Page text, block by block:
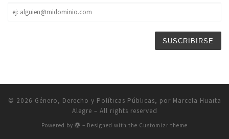
de
© 2026 Género, Derecho y Políticas Públicas, por Marcela Huaita
Alegre – All rights reserved
Powered by – Designed with the Customizr theme